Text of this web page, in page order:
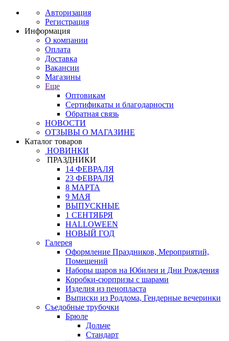
Авторизация
Регистрация
Информация
О компании
Оплата
Доставка
Вакансии
Магазины
Еще
Оптовикам
Сертификаты и благодарности
Обратная связь
НОВОСТИ
ОТЗЫВЫ О МАГАЗИНЕ
Каталог товаров
НОВИНКИ
ПРАЗДНИКИ
14 ФЕВРАЛЯ
23 ФЕВРАЛЯ
8 МАРТА
9 МАЯ
ВЫПУСКНЫЕ
1 СЕНТЯБРЯ
HALLOWEEN
НОВЫЙ ГОД
Галерея
Оформление Праздников, Мероприятий,
Помещений
Наборы шаров на Юбилеи и Дни Рождения
Коробки-сюрпризы с шарами
Изделия из пенопласта
Выписки из Роддома, Гендерные вечеринки
Съедобные трубочки
Брюле
Дольче
Стандарт